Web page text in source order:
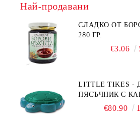
Най-продавани
СЛАДКО ОТ
280 ГР.
€3.06
LITTLE TIKES -
ПЯСЪЧНИК С
€80.90